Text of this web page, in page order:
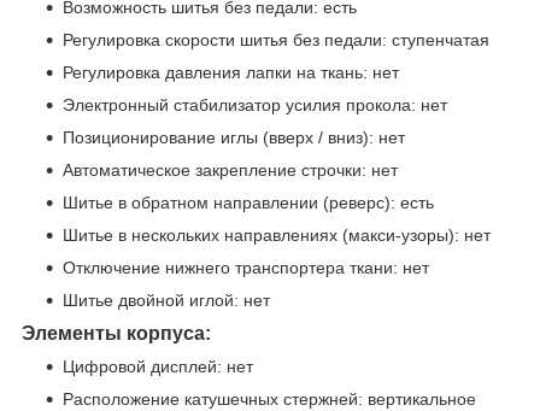
Возможность шитья без педали: есть
Регулировка скорости шитья без педали: ступенчатая
Регулировка давления лапки на ткань: нет
Электронный стабилизатор усилия прокола: нет
Позиционирование иглы (вверх / вниз): нет
Автоматическое закрепление строчки: нет
Шитье в обратном направлении (реверс): есть
Шитье в нескольких направлениях (макси-узоры): нет
Отключение нижнего транспортера ткани: нет
Шитье двойной иглой: нет
Элементы корпуса:
Цифровой дисплей: нет
Расположение катушечных стержней: вертикальное